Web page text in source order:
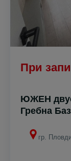
При
ЮЖЕН
Гребна
гр.